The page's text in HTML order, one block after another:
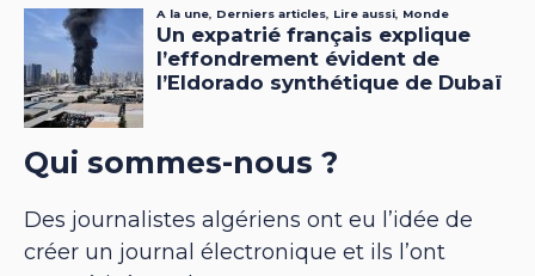
Qui sommes-nous ?
Des journalistes algériens ont eu l’idée de
créer un journal électronique et ils l’ont